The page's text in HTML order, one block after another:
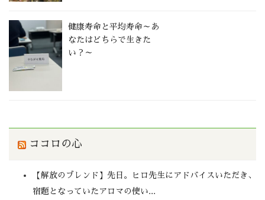
健康寿命と平均寿命～あ
なたはどちらで生きた
い？～
ココロの心
【解放のブレンド】先日。ヒロ先生にアドバイスいただき、
宿題となっていたアロマの使い...